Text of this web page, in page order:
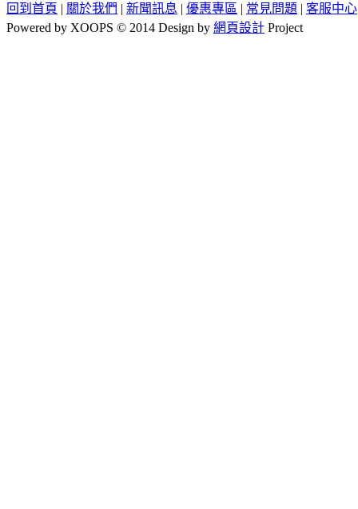
回到首頁 | 關於我們 | 新聞訊息 | 優惠專區 | 常見問題 | 客服中心
Powered by XOOPS © 2014 Design by 網頁設計 Project